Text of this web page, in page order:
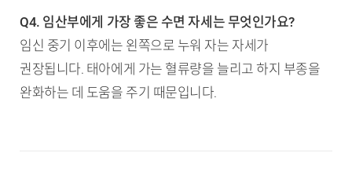
Q4. 임산부에게 가장 좋은 수면 자세는 무엇인가요?
임신 중기 이후에는 왼쪽으로 누워 자는 자세가
권장됩니다. 태아에게 가는 혈류량을 늘리고 하지 부종을
완화하는 데 도움을 주기 때문입니다.